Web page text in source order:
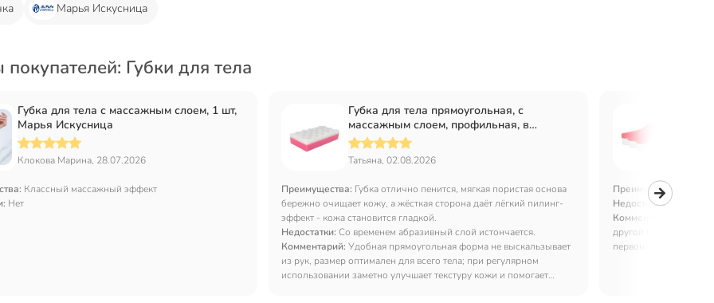
Марья Искусница
Губки для тела
Губка для тела с массажным слоем, 1 шт,
Марья Искусница
Клокова Марина, 28.07.2026
Классный массажный эффект
Нет
Губка для тела прямоугольная, с
массажным слоем, профильная, в
ассортименте, Умничка, МТ, MPU0670
Татьяна, 02.08.2026
Преимущества: Губка отлично пенится, мягкая пористая основа
бережно очищает кожу, а жёсткая сторона даёт лёгкий пилинг-
эффект - кожа становится гладкой.
Недостатки:Со временем абразивный слой истончается.
Комментарий:Удобная прямоугольная форма не выскальзывает
из рук, размер оптимален для всего тела; при регулярном
использовании заметно улучшает текстуру кожи и помогает
Преимущества:
Недостатки:Нет
Комментарий:
другой более
первоначальный вид